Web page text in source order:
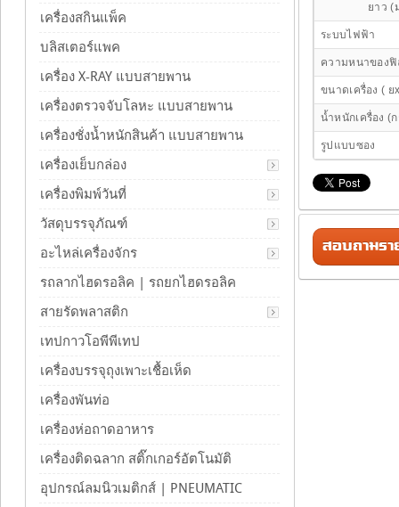
ยาว (
ระบบไฟฟ้า
ความหนาของ
ขนาดเครื่อง ( ย
น้ำหนักเครื่อง (
รูปแบบซอง
สอบถามรา
เครื่องสกินแพ็ค
บลิสเตอร์แพค
เครื่อง X-RAY แบบสายพาน
เครื่องตรวจจับโลหะ แบบสายพาน
เครื่องชั่งน้ำหนักสินค้า แบบสายพาน
เครื่องเย็บกล่อง
เครื่องพิมพ์วันที่
วัสดุบรรจุภัณฑ์
อะไหล่เครื่องจักร
รถลากไฮดรอลิค | รถยกไฮดรอลิค
สายรัดพลาสติก
เทปกาวโอพีพีเทป
เครื่องบรรจุถุงเพาะเชื้อเห็ด
เครื่องพันท่อ
เครื่องห่อถาดอาหาร
เครื่องติดฉลาก สติ๊กเกอร์อัตโนมัติ
อุปกรณ์ลมนิวเมติกส์ | PNEUMATIC